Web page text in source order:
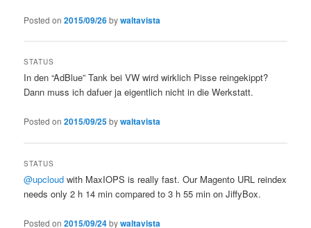
Posted on2015/09/26bywaltavista
STATUS
In den “AdBlue” Tank bei VW wird wirklich Pisse reingekippt?
Dann muss ich dafuer ja eigentlich nicht in die Werkstatt.
Posted on2015/09/25bywaltavista
STATUS
@upcloud with MaxIOPS is really fast. Our Magento URL reindex
needs only 2 h 14 min compared to 3 h 55 min on JiffyBox.
Posted on2015/09/24bywaltavista